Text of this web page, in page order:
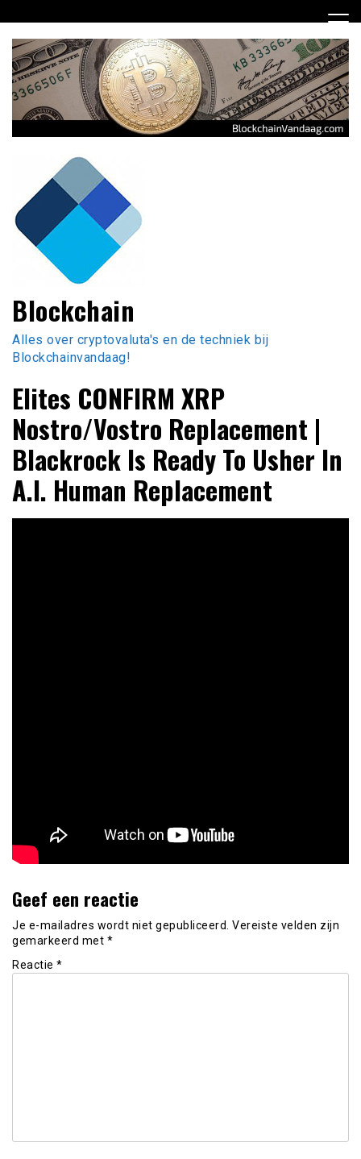
naar
inhoud
Blockchain
Alles over cryptovaluta's en de techniek bij
Blockchainvandaag!
Elites CONFIRM XRP
Nostro/Vostro Replacement |
Blackrock Is Ready To Usher In
A.I. Human Replacement
Geef een reactie
Je e-mailadres wordt niet gepubliceerd. Vereiste velden zijn
gemarkeerd met *
Reactie *